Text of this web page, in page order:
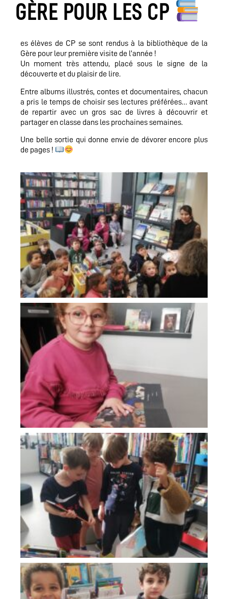
GÈRE POUR LES CP
es élèves de CP se sont rendus à la bibliothèque de la
Gère pour leur première visite de l’année !
Un moment très attendu, placé sous le signe de la
découverte et du plaisir de lire.
Entre albums illustrés, contes et documentaires, chacun
a pris le temps de choisir ses lectures préférées… avant
de repartir avec un gros sac de livres à découvrir et
partager en classe dans les prochaines semaines.
Une belle sortie qui donne envie de dévorer encore plus
de pages !